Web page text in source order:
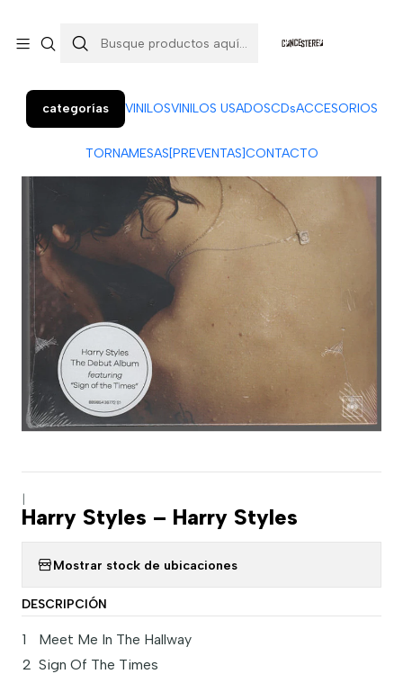
categorías VINILOSVINILOS USADOSCDsACCESORIOS
TORNAMESAS[PREVENTAS]CONTACTO
Harry Styles – Harry Styles
Mostrar stock de ubicaciones
DESCRIPCIÓN
1
Meet Me In The Hallway
2 Sign Of The Times